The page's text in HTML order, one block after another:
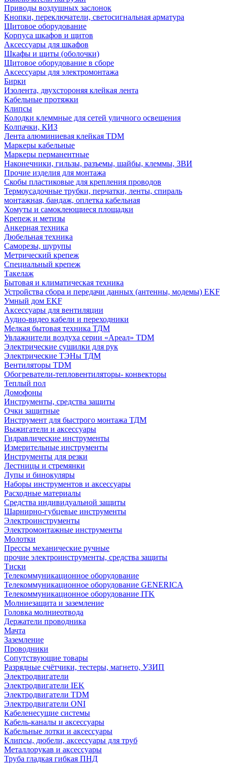
Приводы воздушных заслонок
Кнопки, переключатели, светосигнальная арматура
Щитовое оборудование
Корпуса шкафов и щитов
Аксессуары для шкафов
Шкафы и щиты (оболочки)
Щитовое оборудование в сборе
Аксессуары для электромонтажа
Бирки
Изолента, двухстороняя клейкая лента
Кабельные протяжки
Клипсы
Колодки клеммные для сетей уличного освещения
Колпачки, КИЗ
Лента алюминиевая клейкая TDM
Маркеры кабельные
Маркеры перманентные
Наконечники, гильзы, разъемы, шайбы, клеммы, ЗВИ
Прочие изделия для монтажа
Скобы пластиковые для крепления проводов
Термоусадочные трубки, перчатки, ленты, спираль
монтажная, бандаж, оплетка кабельная
Хомуты и самоклеющиеся площадки
Крепеж и метизы
Анкерная техника
Дюбельная техника
Саморезы, шурупы
Метрический крепеж
Специальный крепеж
Такелаж
Бытовая и климатическая техника
Устройства сбора и передачи данных (антенны, модемы) EKF
Умный дом EKF
Аксессуары для вентиляции
Аудио-видео кабели и переходники
Мелкая бытовая техника ТДМ
Увлажнители воздуха серии «Ареал» TDM
Электрические сушилки для рук
Электрические ТЭНы ТДМ
Вентиляторы TDM
Обогреватели-тепловентиляторы- конвекторы
Теплый пол
Домофоны
Инструменты, средства защиты
Очки защитные
Инструмент для быстрого монтажа ТДМ
Выжигатели и аксессуары
Гидравлические инструменты
Измерительные инструменты
Инструменты для резки
Лестницы и стремянки
Лупы и бинокуляры
Наборы инструментов и аксессуары
Расходные материалы
Средства индивидуальной защиты
Шарнирно-губцевые инструменты
Электроинструменты
Электромонтажные инструменты
Молотки
Прессы механические ручные
прочие электроинструменты, средства защиты
Тиски
Телекоммуникационное оборудование
Телекоммуникационное оборудование GENERICA
Телекоммуникационное оборудование ITK
Молниезащита и заземление
Головка молниеотвода
Держатели проводника
Мачта
Заземление
Проводники
Сопутствующие товары
Разрядные счётчики, тестеры, магнето, УЗИП
Электродвигатели
Электродвигатели IEK
Электродвигатели TDM
Электродвигатели ONI
Кабеленесущие системы
Кабель-каналы и аксессуары
Кабельные лотки и аксессуары
Клипсы, дюбели, аксессуары для труб
Металлорукав и аксессуары
Труба гладкая гибкая ПНД